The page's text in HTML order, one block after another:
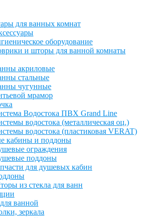
для ванных комнат
оборудование
и шторы для ванной комнаты
акриловые
стальные
чугунные
мрамор
Водостока ПВХ Grand Line
водостока (металлическая оц.)
водостока (пластиковая VERAT)
кабины и поддоны
ограждения
поддоны
для душевых кабин
из стекла для ванн
ванной
зеркала